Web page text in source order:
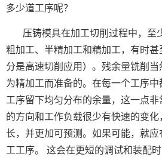
多少道工序呢？
压铸模具在加工切削过程中，至
粗加工、半精加工和精加工，有时
分是高速切削应用）。残余量铣削
为精加工而准备的。在每一个工序
工序留下均匀分布的余量，这一点
的方向和工作负载很少有快速的变
长，并更加可预测。如果可能，就
工工序。 这会在更短的调试和装配